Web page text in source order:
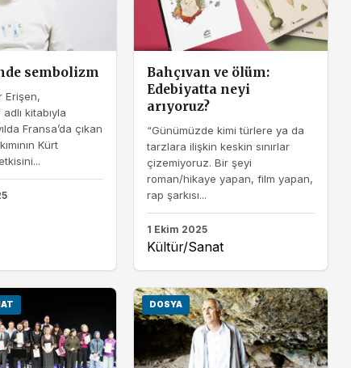
sembolizm
Erişen,
kitabıyla
Fransa’da çıkan
Kürt
Bahçıvan ve ölüm:
Edebiyatta neyi
arıyoruz?
“Günümüzde kimi türlere ya da
tarzlara ilişkin keskin sınırlar
çizemiyoruz. Bir şeyi
roman/hikaye yapan, film yapan,
rap şarkısı...
1 Ekim 2025
Kültür/Sanat
DOSYA